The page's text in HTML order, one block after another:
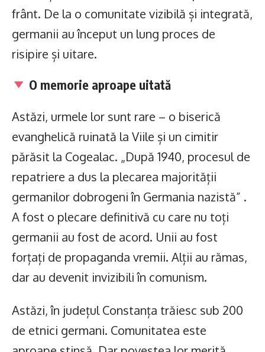
frânt. De la o comunitate vizibilă și integrată,
germanii au început un lung proces de
risipire și uitare.
O memorie aproape uitată
Astăzi, urmele lor sunt rare – o biserică
evanghelică ruinată la Viile și un cimitir
părăsit la Cogealac. „După 1940, procesul de
repatriere a dus la plecarea majorității
germanilor dobrogeni în Germania nazistă” .
A fost o plecare definitivă cu care nu toți
germanii au fost de acord. Unii au fost
forțați de propaganda vremii. Alții au rămas,
dar au devenit invizibili în comunism.
Astăzi, în județul Constanța trăiesc sub 200
de etnici germani. Comunitatea este